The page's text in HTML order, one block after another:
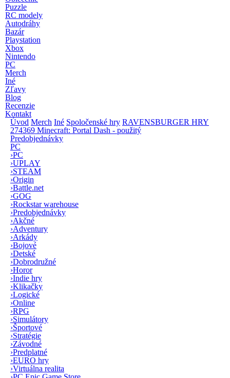
Puzzle
RC modely
Autodráhy
Bazár
Playstation
Xbox
Nintendo
PC
Merch
Iné
Zľavy
Blog
Recenzie
Kontakt
Úvod Merch Iné Spoločenské hry RAVENSBURGER HRY
274369 Minecraft: Portal Dash - použitý
Predobjednávky
PC
›PC
›UPLAY
›STEAM
›Origin
›Battle.net
›GOG
›Rockstar warehouse
›Predobjednávky
›Akčné
›Adventury
›Arkády
›Bojové
›Detské
›Dobrodružné
›Horor
›Indie hry
›Klikačky
›Logické
›Online
›RPG
›Simulátory
›Športové
›Stratégie
›Závodné
›Predplatné
›EURO hry
›Virtuálna realita